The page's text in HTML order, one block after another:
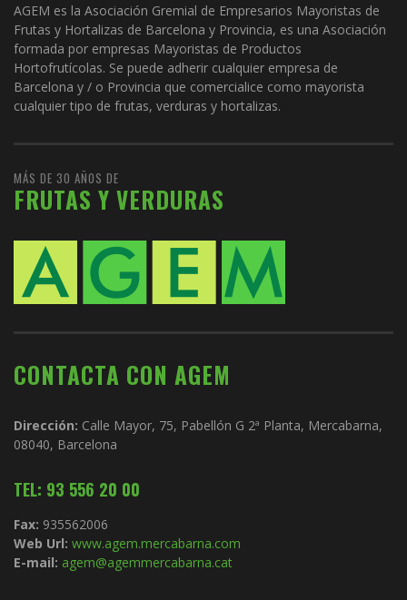
AGEM es la Asociación Gremial de Empresarios Mayoristas de
Frutas y Hortalizas de Barcelona y Provincia, es una Asociación
formada por empresas Mayoristas de Productos
Hortofrutícolas. Se puede adherir cualquier empresa de
Barcelona y / o Provincia que comercialice como mayorista
cualquier tipo de frutas, verduras y hortalizas.
MÁS DE 30 AÑOS DE
FRUTAS Y VERDURAS
CONTACTA CON AGEM
Dirección: Calle Mayor, 75, Pabellón G 2ª Planta, Mercabarna,
08040, Barcelona
TEL: 93 556 20 00
Fax: 935562006
Web Url: www.agem.mercabarna.com
E-mail: agem@agemmercabarna.cat